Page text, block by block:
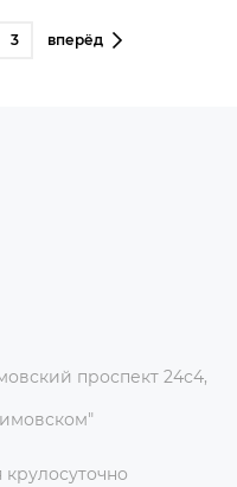
3 вперёд
проспект 24с4,